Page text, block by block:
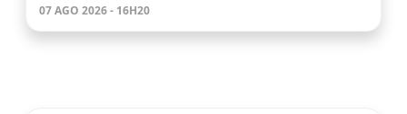
07 AGO 2026 - 16H20